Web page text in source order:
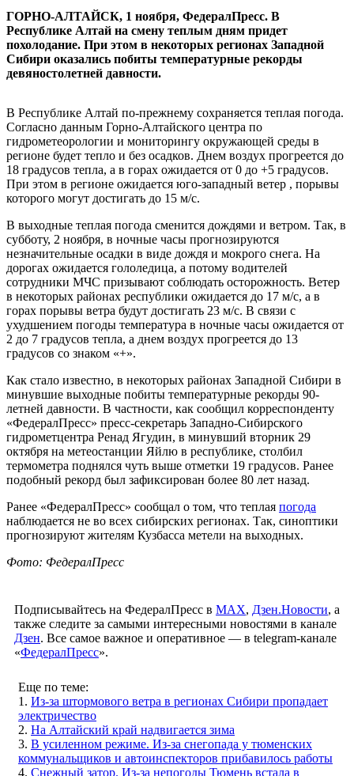
ГОРНО-АЛТАЙСК, 1 ноября, ФедералПресс. В
Республике Алтай на смену теплым дням придет
похолодание. При этом в некоторых регионах Западной
Сибири оказались побиты температурные рекорды
девяностолетней давности.
В Республике Алтай по-прежнему сохраняется теплая погода.
Согласно данным Горно-Алтайского центра по
гидрометеорологии и мониторингу окружающей среды в
регионе будет тепло и без осадков. Днем воздух прогреется до
18 градусов тепла, а в горах ожидается от 0 до +5 градусов.
При этом в регионе ожидается юго-западный ветер , порывы
которого могут достигать до 15 м/с.
В выходные теплая погода сменится дождями и ветром. Так, в
субботу, 2 ноября, в ночные часы прогнозируются
незначительные осадки в виде дождя и мокрого снега. На
дорогах ожидается гололедица, а потому водителей
сотрудники МЧС призывают соблюдать осторожность. Ветер
в некоторых районах республики ожидается до 17 м/с, а в
горах порывы ветра будут достигать 23 м/с. В связи с
ухудшением погоды температура в ночные часы ожидается от
2 до 7 градусов тепла, а днем воздух прогреется до 13
градусов со знаком «+».
Как стало известно, в некоторых районах Западной Сибири в
минувшие выходные побиты температурные рекорды 90-
летней давности. В частности, как сообщил корреспонденту
«ФедералПресс» пресс-секретарь Западно-Сибирского
гидрометцентра Ренад Ягудин, в минувший вторник 29
октября на метеостанции Яйлю в республике, столбил
термометра поднялся чуть выше отметки 19 градусов. Ранее
подобный рекорд был зафиксирован более 80 лет назад.
Ранее «ФедералПресс» сообщал о том, что теплая погода
наблюдается не во всех сибирских регионах. Так, синоптики
прогнозируют жителям Кузбасса метели на выходных.
Фото: ФедералПресс
Подписывайтесь на ФедералПресс в МАХ, Дзен.Новости, а
также следите за самыми интересными новостями в канале
Дзен. Все самое важное и оперативное — в telegram-канале
«ФедералПресс».
Еще по теме:
1. Из-за штормового ветра в регионах Сибири пропадает
электричество
2. На Алтайский край надвигается зима
3. В усиленном режиме. Из-за снегопада у тюменских
коммунальщиков и автоинспекторов прибавилось работы
4. Снежный затор. Из-за непогоды Тюмень встала в